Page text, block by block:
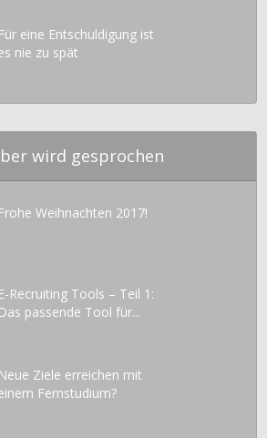
Für eine Entschuldigung ist
nie zu spät
wird gesprochen
Frohe Weihnachten 2017!
E-Recruiting Tools – Teil 1:
Das passende Tool für...
Neue Ziele erreichen mit
Fernstudium?